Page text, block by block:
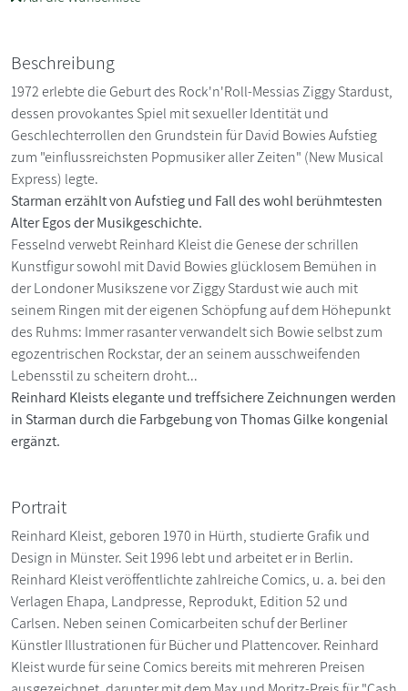
Beschreibung
1972 erlebte die Geburt des Rock'n'Roll-Messias Ziggy Stardust,
dessen provokantes Spiel mit sexueller Identität und
Geschlechterrollen den Grundstein für David Bowies Aufstieg
zum "einflussreichsten Popmusiker aller Zeiten" (New Musical
Express) legte.
Starman erzählt von Aufstieg und Fall des wohl berühmtesten
Alter Egos der Musikgeschichte.
Fesselnd verwebt Reinhard Kleist die Genese der schrillen
Kunstfigur sowohl mit David Bowies glücklosem Bemühen in
der Londoner Musikszene vor Ziggy Stardust wie auch mit
seinem Ringen mit der eigenen Schöpfung auf dem Höhepunkt
des Ruhms: Immer rasanter verwandelt sich Bowie selbst zum
egozentrischen Rockstar, der an seinem ausschweifenden
Lebensstil zu scheitern droht...
Reinhard Kleists elegante und treffsichere Zeichnungen werden
in Starman durch die Farbgebung von Thomas Gilke kongenial
ergänzt.
Portrait
Reinhard Kleist, geboren 1970 in Hürth, studierte Grafik und
Design in Münster. Seit 1996 lebt und arbeitet er in Berlin.
Reinhard Kleist veröffentlichte zahlreiche Comics, u. a. bei den
Verlagen Ehapa, Landpresse, Reprodukt, Edition 52 und
Carlsen. Neben seinen Comicarbeiten schuf der Berliner
Künstler Illustrationen für Bücher und Plattencover. Reinhard
Kleist wurde für seine Comics bereits mit mehreren Preisen